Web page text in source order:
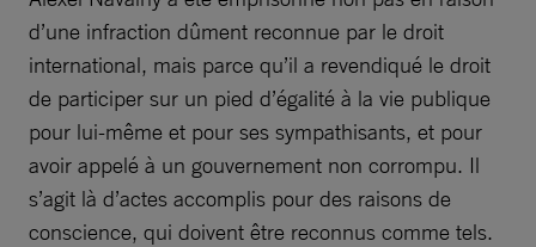
d’une infraction dûment reconnue par le droit
international, mais parce qu’il a revendiqué le droit
de participer sur un pied d’égalité à la vie publique
pour lui-même et pour ses sympathisants, et pour
avoir appelé à un gouvernement non corrompu. Il
s’agit là d’actes accomplis pour des raisons de
conscience, qui doivent être reconnus comme tels.